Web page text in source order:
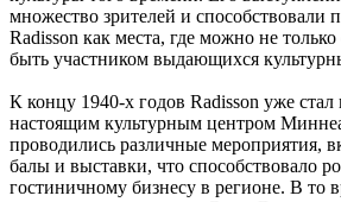
множество зрителей и способствовали
Radisson как места, где можно не
быть участником выдающихся
К концу 1940-х годов Radisson уже стал
настоящим культурным центром
проводились различные мероприятия,
балы и выставки, что способствовало
гостиничному бизнесу в регионе. В то